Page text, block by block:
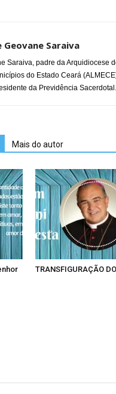
Geovane Saraiva
Saraiva, padre da Arquidiocese
do Estado Ceará
da Previdência
Mais do autor
TRANSFIGURAÇÃO